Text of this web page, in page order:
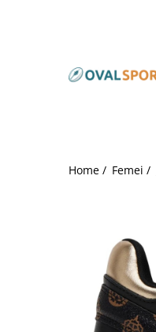
Imbracaminte
Imbracaminte
Home / Femei /